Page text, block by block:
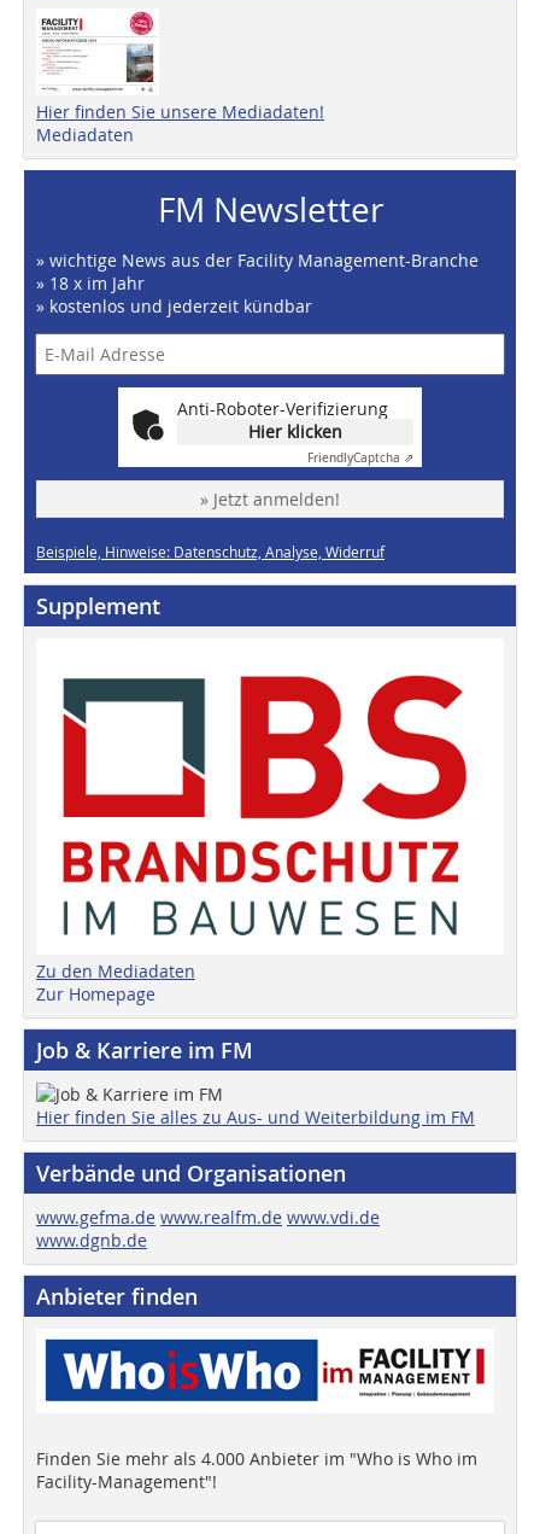
Hier finden Sie unsere Mediadaten!
Mediadaten
FM Newsletter
» wichtige News aus der Facility Management-Branche
» 18 x im Jahr
» kostenlos und jederzeit kündbar
Anti-Roboter-Verifizierung
Hier klicken
FriendlyCaptcha ⇗
» Jetzt anmelden!
Beispiele, Hinweise: Datenschutz, Analyse, Widerruf
Supplement
Zu den Mediadaten
Zur Homepage
Job & Karriere im FM
Hier finden Sie alles zu Aus- und Weiterbildung im FM
Verbände und Organisationen
www.gefma.de www.realfm.de www.vdi.de
www.dgnb.de
Anbieter finden
Finden Sie mehr als 4.000 Anbieter im "Who is Who im
Facility-Management"!